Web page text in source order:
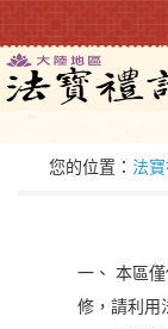
您的位置： 法
一、 本區
修， 請利用